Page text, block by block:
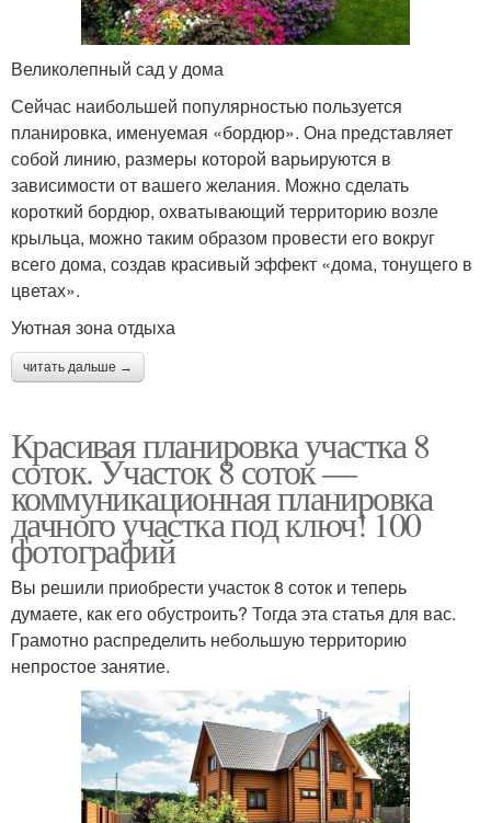
Великолепный сад у дома
Сейчас наибольшей популярностью пользуется
планировка, именуемая «бордюр». Она представляет
собой линию, размеры которой варьируются в
зависимости от вашего желания. Можно сделать
короткий бордюр, охватывающий территорию возле
крыльца, можно таким образом провести его вокруг
всего дома, создав красивый эффект «дома, тонущего в
цветах».
Уютная зона отдыха
читать дальше →
Красивая планировка участка 8
соток. Участок 8 соток —
коммуникационная планировка
дачного участка под ключ! 100
фотографий
Вы решили приобрести участок 8 соток и теперь
думаете, как его обустроить? Тогда эта статья для вас.
Грамотно распределить небольшую территорию
непростое занятие.